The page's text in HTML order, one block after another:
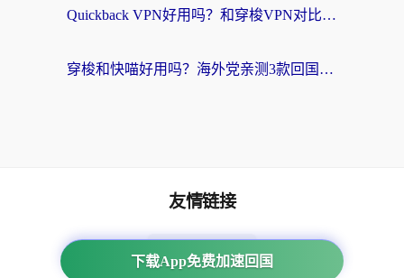
Quickback VPN好用吗？和穿梭VPN对比哪个回国效果更好？海外党必看的真实测评与选择指南
穿梭和快喵好用吗？海外党亲测3款回国加速器，附日本回国VPN避坑指南
下载App免费加速回国
友情链接
番茄加速器